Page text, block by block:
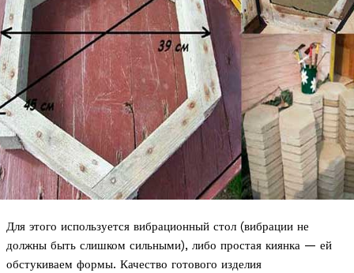
Для этого используется вибрационный стол (вибрации не
должны быть слишком сильными), либо простая киянка — ей
обстукиваем формы. Качество готового изделия